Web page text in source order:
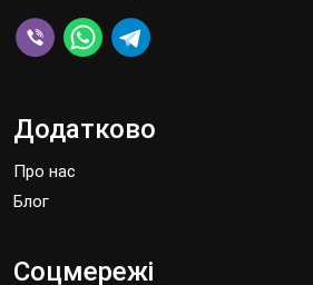
Додатково
Про нас
Блог
Соцмережі